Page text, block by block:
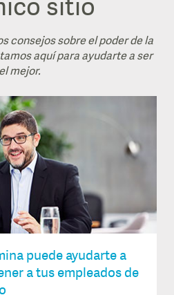
sitio
consejos sobre el poder de la
aquí para ayudarte a ser
el mejor.
puede ayudarte a
a tus empleados de